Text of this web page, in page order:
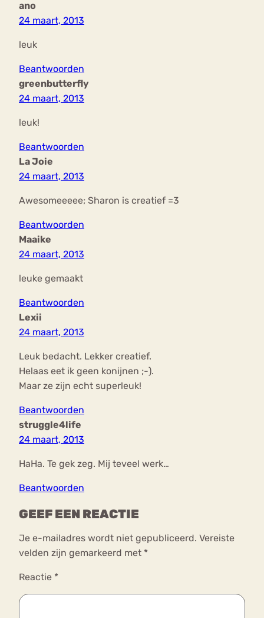
ano
24 maart, 2013
leuk
Beantwoorden
greenbutterfly
24 maart, 2013
leuk!
Beantwoorden
La Joie
24 maart, 2013
Awesomeeeee; Sharon is creatief =3
Beantwoorden
Maaike
24 maart, 2013
leuke gemaakt
Beantwoorden
Lexii
24 maart, 2013
Leuk bedacht. Lekker creatief.
Helaas eet ik geen konijnen ;-).
Maar ze zijn echt superleuk!
Beantwoorden
struggle4life
24 maart, 2013
HaHa. Te gek zeg. Mij teveel werk…
Beantwoorden
GEEF EEN REACTIE
Je e-mailadres wordt niet gepubliceerd. Vereiste
velden zijn gemarkeerd met *
Reactie *